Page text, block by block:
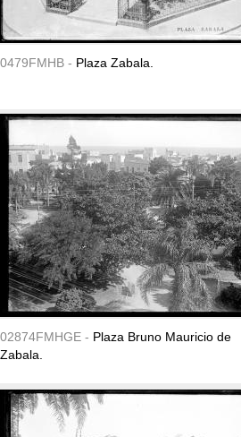
0479FMHB - Plaza Zabala.
02874FMHGE - Plaza Bruno Mauricio de
Zabala.